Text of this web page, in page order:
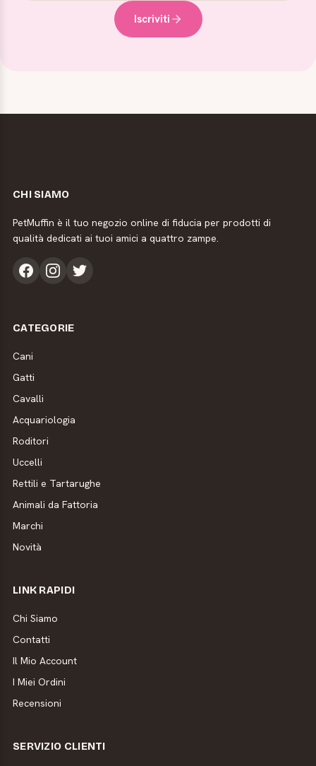
Iscriviti
CHI SIAMO
PetMuffin è il tuo negozio online di fiducia per prodotti di
qualità dedicati ai tuoi amici a quattro zampe.
CATEGORIE
Cani
Gatti
Cavalli
Acquariologia
Roditori
Uccelli
Rettili e Tartarughe
Animali da Fattoria
Marchi
Novità
LINK RAPIDI
Chi Siamo
Contatti
Il Mio Account
I Miei Ordini
Recensioni
SERVIZIO CLIENTI